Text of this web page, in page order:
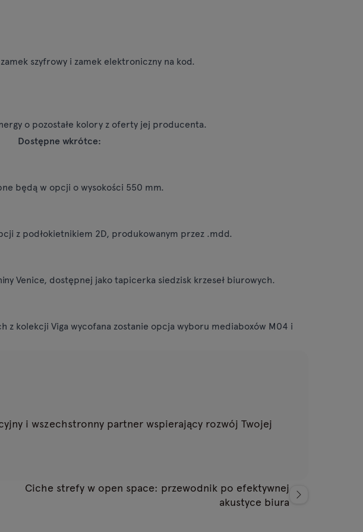
szyfrowy i zamek elektroniczny na kod.
o pozostałe kolory z oferty jej producenta.
Dostępne wkrótce:
będą w opcji o wysokości 550 mm.
z podłokietnikiem 2D, produkowanym przez .mdd.
Venice, dostępnej jako tapicerka siedzisk krzeseł biurowych.
z kolekcji Viga wycofana zostanie opcja wyboru mediaboxów M04 i
i wszechstronny partner wspierający rozwój Twojej
Ciche strefy w open space: przewodnik po efektywnej
akustyce biura